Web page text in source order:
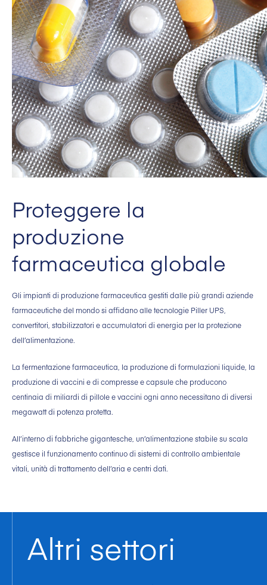
Proteggere la
produzione
farmaceutica globale
Gli impianti di produzione farmaceutica gestiti dalle più grandi aziende
farmaceutiche del mondo si affidano alle tecnologie Piller UPS,
convertitori, stabilizzatori e accumulatori di energia per la protezione
dell’alimentazione.
La fermentazione farmaceutica, la produzione di formulazioni liquide, la
produzione di vaccini e di compresse e capsule che producono
centinaia di miliardi di pillole e vaccini ogni anno necessitano di diversi
megawatt di potenza protetta.
All’interno di fabbriche gigantesche, un’alimentazione stabile su scala
gestisce il funzionamento continuo di sistemi di controllo ambientale
vitali, unità di trattamento dell’aria e centri dati.
Altri settori